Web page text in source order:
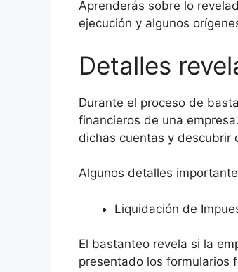
Aprenderás sobre lo
ejecución y algunos
Detalles
Durante el proceso de
financieros de una
dichas cuentas y descubrir
Algunos detalles
Liquidación de
El bastanteo revela si la
presentado los formularios